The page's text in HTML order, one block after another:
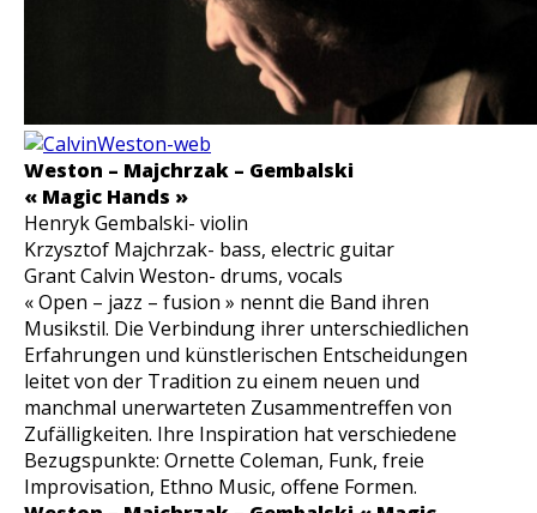
Weston – Majchrzak – Gembalski
« Magic Hands »
Henryk Gembalski- violin
Krzysztof Majchrzak- bass, electric guitar
Grant Calvin Weston- drums, vocals
« Open – jazz – fusion » nennt die Band ihren
Musikstil. Die Verbindung ihrer unterschiedlichen
Erfahrungen und künstlerischen Entscheidungen
leitet von der Tradition zu einem neuen und
manchmal unerwarteten Zusammentreffen von
Zufälligkeiten. Ihre Inspiration hat verschiedene
Bezugspunkte: Ornette Coleman, Funk, freie
Improvisation, Ethno Music, offene Formen.